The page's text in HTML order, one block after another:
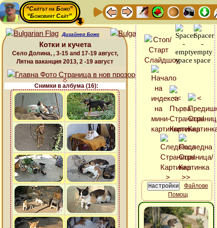
“Сайтът на Божо”
“Божовият Сайт”
Дизайнер Божо
Котки и кучета
Село Долина, , 3-15 and 17-19 август,
Лятна ваканция 2013, 2 -19 август
Снимки в албума (16):
Файлове
Помощ